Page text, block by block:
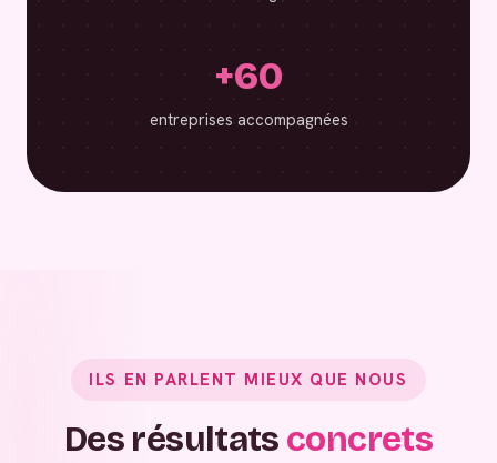
+60
entreprises accompagnées
ILS EN PARLENT MIEUX QUE NOUS
Des résultats concrets